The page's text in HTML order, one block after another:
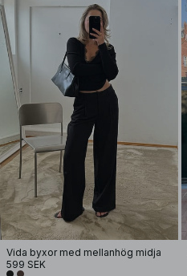
Vida byxor med mellanhög midja
599 SEK